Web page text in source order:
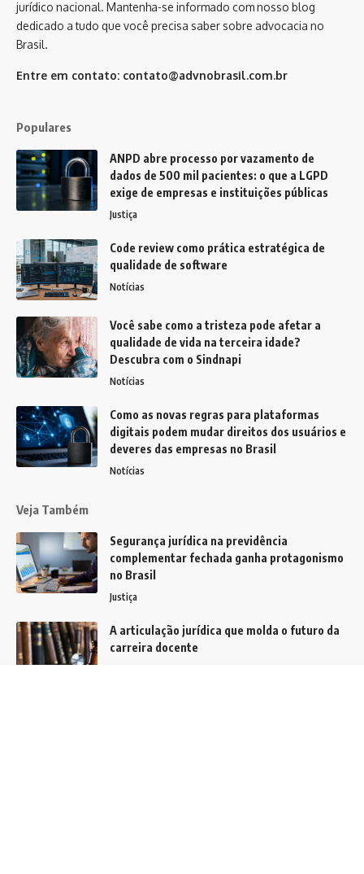
jurídico nacional. Mantenha-se informado com nosso blog
dedicado a tudo que você precisa saber sobre advocacia no
Brasil.
Entre em contato: contato@advnobrasil.com.br
Populares
ANPD abre processo por vazamento de
dados de 500 mil pacientes: o que a LGPD
exige de empresas e instituições públicas
Justiça
Code review como prática estratégica de
qualidade de software
Notícias
Você sabe como a tristeza pode afetar a
qualidade de vida na terceira idade?
Descubra com o Sindnapi
Notícias
Como as novas regras para plataformas
digitais podem mudar direitos dos usuários e
deveres das empresas no Brasil
Notícias
Veja Também
Segurança jurídica na previdência
complementar fechada ganha protagonismo
no Brasil
Justiça
A articulação jurídica que molda o futuro da
carreira docente